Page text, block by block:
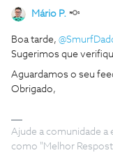
Mário P.
Boa tarde,
Sugerimos que
Aguardamos o seu
Obrigado,
Ajude a comunidade
como "Melhor